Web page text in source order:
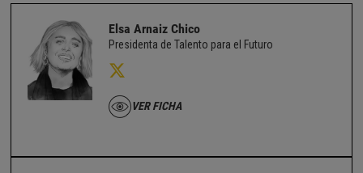
Elsa Arnaiz Chico
Presidenta de Talento para el Futuro
VER FICHA